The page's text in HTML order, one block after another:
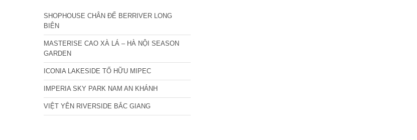
SHOPHOUSE CHÂN ĐẾ BERRIVER LONG
BIÊN
MASTERISE CAO XÀ LÁ – HÀ NỘI SEASON
GARDEN
ICONIA LAKESIDE TỐ HỮU MIPEC
IMPERIA SKY PARK NAM AN KHÁNH
VIỆT YÊN RIVERSIDE BẮC GIANG